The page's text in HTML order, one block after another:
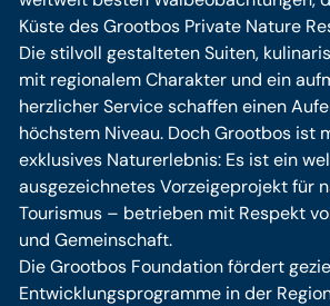
Küste des Grootbos Private Nature
Die stilvoll gestalteten Suiten,
mit regionalem Charakter und ein
herzlicher Service schaffen einen
höchstem Niveau. Doch Grootbos ist
exklusives Naturerlebnis: Es ist ein
ausgezeichnetes Vorzeigeprojekt für
Tourismus – betrieben mit Respekt
und Gemeinschaft.
Die Grootbos Foundation fördert
Entwicklungsprogramme in der